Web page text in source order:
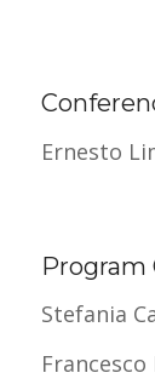
Ernesto
Stefania